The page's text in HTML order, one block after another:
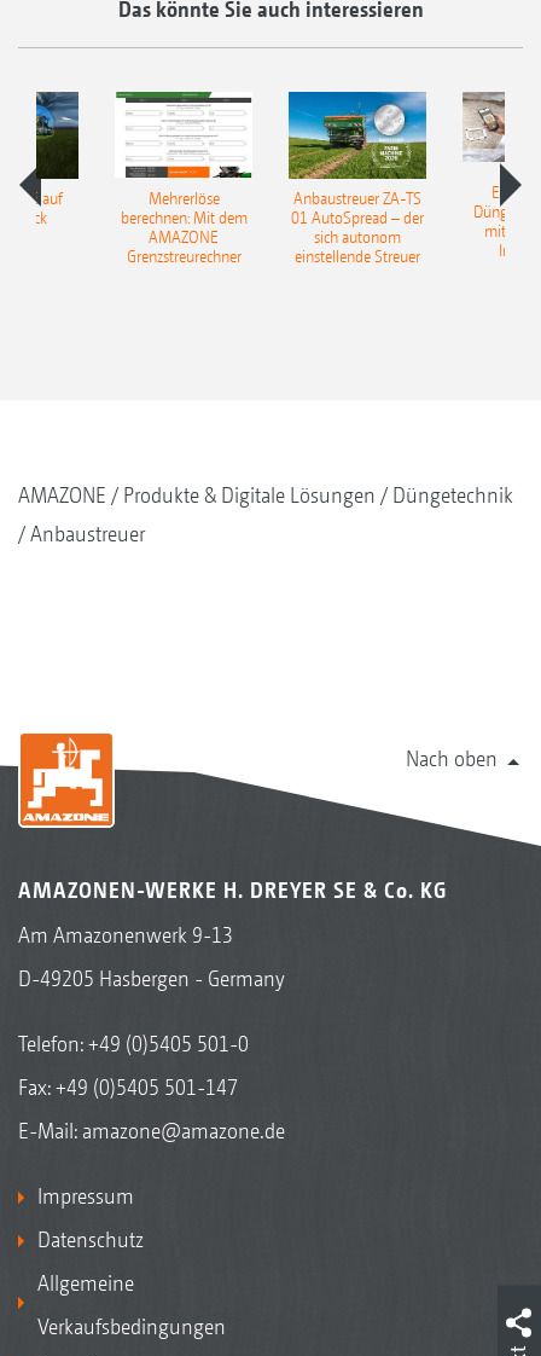
Das könnte Sie auch interessieren
auf
Mehrerlöse
berechnen: Mit dem
AMAZONE
Grenzstreurechner
Anbaustreuer ZA-TS
01 AutoSpread – der
sich autonom
einstellende Streuer
mit
AMAZONE Produkte & Digitale Lösungen
Düngetechnik
Anbaustreuer
Nach oben
AMAZONEN-WERKE H. DREYER SE & Co. KG
Am Amazonenwerk 9-13
D-49205 Hasbergen - Germany
Telefon:+49 (0)5405 501-0
Fax: +49 (0)5405 501-147
E-Mail: amazone@amazone.de
Impressum
Datenschutz
Allgemeine
Verkaufsbedingungen